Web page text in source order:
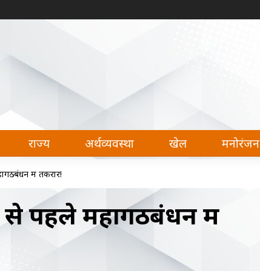
खेल और मनोरंजन की हर खबर पढ़ सकते हैं।
राज्य अर्थव्यवस्था खेल मनोरंजन
में तकरार!
से पहले महागठबंधन में